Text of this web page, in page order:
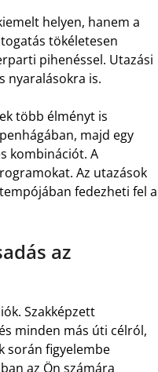
helyen, hanem a
tökéletesen
pihenéssel. Utazási
nyaralásokra is.
több élményt is
majd egy
kombinációt. A
Az utazások
fedezheti fel a
az
Szakképzett
minden más úti célról,
során figyelembe
az Ön számára